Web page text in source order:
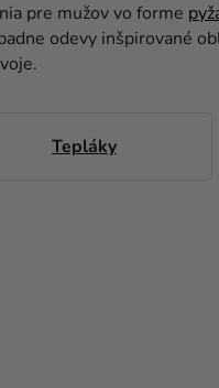
pre mužov vo forme
odevy inšpirované
Tepláky